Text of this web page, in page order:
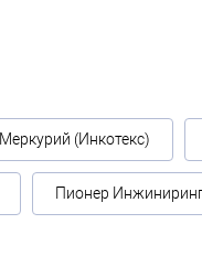
Меркурий (Инкотекс)
Пионер